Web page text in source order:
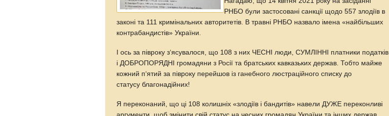
РНБО були застосовані санкції щодо 557 злодіїв в
законі та 111 кримінальних авторитетів. В травні РНБО назвало імена «найбільших
контрабандистів» України.
І ось за півроку з‘ясувалося, що 108 з них ЧЕСНІ люди, СУМЛІННІ платники податків
і ДОБРОПОРЯДНІ громадяни з Росії та братських кавказьких держав. Тобто майже
кожний п‘ятий за півроку перейшов із ганебного люстраційного списку до
статусу благонадійних!
Я переконаний, що ці 108 колишніх «злодіїв і бандитів» навели ДУЖЕ переконливі